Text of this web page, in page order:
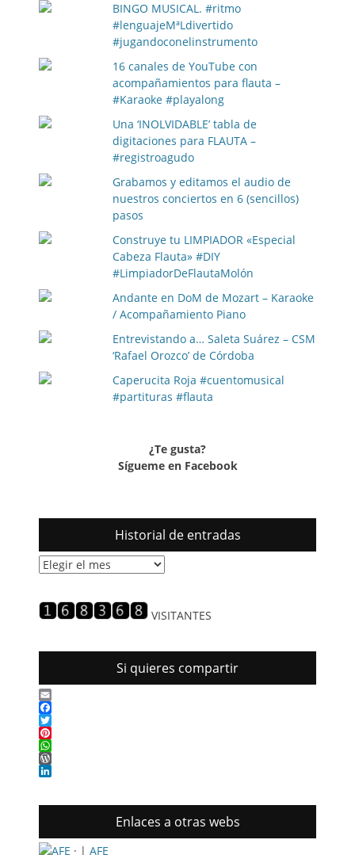
BINGO MUSICAL. #ritmo
#lenguajeMªLdivertido
#jugandoconelinstrumento
16 canales de YouTube con
acompañamientos para flauta –
#Karaoke #playalong
Una ‘INOLVIDABLE’ tabla de
digitaciones para FLAUTA –
#registroagudo
Grabamos y editamos el audio de
nuestros conciertos en 6 (sencillos)
pasos
Construye tu LIMPIADOR «Especial
Cabeza Flauta» #DIY
#LimpiadorDeFlautaMolón
Andante en DoM de Mozart – Karaoke
/ Acompañamiento Piano
Entrevistando a… Saleta Suárez – CSM
‘Rafael Orozco’ de Córdoba
Caperucita Roja #cuentomusical
#partituras #flauta
¿Te gusta?
Sígueme en Facebook
Historial de entradas
Historial
VISITANTES
Si quieres compartir
Email
Facebook
Twitter
Pinterest
WhatsApp
WordPress
Enlaces a otras webs
· | AFE